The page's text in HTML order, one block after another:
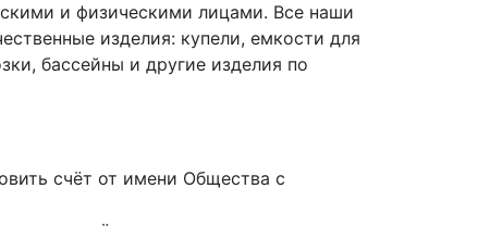
и физическими лицами. Все наши
изделия: купели, емкости для
бассейны и другие изделия по
счёт от имени Общества с